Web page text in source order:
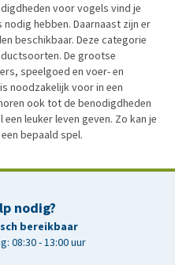
voor vogels vind je
hebben. Daarnaast zijn er
beschikbaar. Deze categorie
De grootse
speelgoed en voer- en
noodzakelijk voor in een
ook tot de benodigdheden
leuker leven geven. Zo kan je
bepaald spel.
nodig?
bereikbaar
08:30 - 13:00 uur